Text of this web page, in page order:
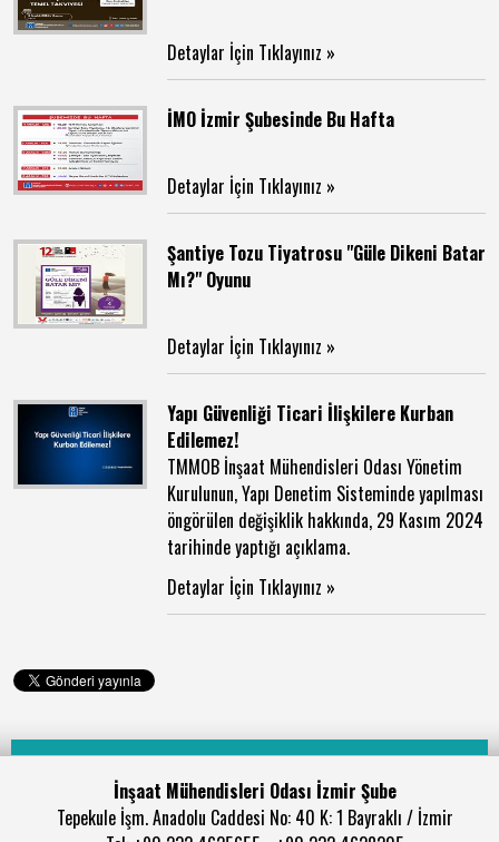
Detaylar İçin Tıklayınız »
İMO İzmir Şubesinde Bu Hafta
Detaylar İçin Tıklayınız »
Şantiye Tozu Tiyatrosu "Güle Dikeni Batar
Mı?" Oyunu
Detaylar İçin Tıklayınız »
Yapı Güvenliği Ticari İlişkilere Kurban
Edilemez!
TMMOB İnşaat Mühendisleri Odası Yönetim
Kurulunun, Yapı Denetim Sisteminde yapılması
öngörülen değişiklik hakkında, 29 Kasım 2024
tarihinde yaptığı açıklama.
Detaylar İçin Tıklayınız »
İnşaat Mühendisleri Odası İzmir Şube
Tepekule İşm. Anadolu Caddesi No: 40 K: 1 Bayraklı / İzmir